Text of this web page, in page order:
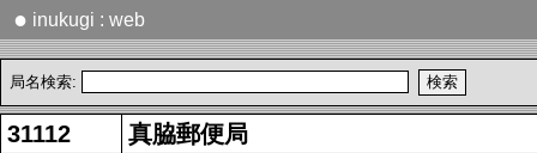
● inukugi : web
局名検索:
31112 真脇郵便局